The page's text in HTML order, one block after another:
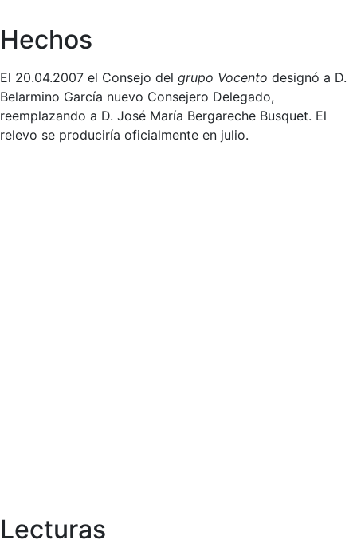
Hechos
El 20.04.2007 el Consejo del grupo Vocento designó a D.
Belarmino García nuevo Consejero Delegado,
reemplazando a D. José María Bergareche Busquet. El
relevo se produciría oficialmente en julio.
Lecturas